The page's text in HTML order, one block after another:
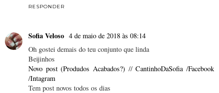
RESPONDER
Sofia Veloso 4 de maio de 2018 às 08:14
Oh gostei demais do teu conjunto que linda
Beijinhos
Novo post (Produdos Acabados?) //CantinhoDaSofia/Facebook
/Intagram
Tem post novos todos os dias